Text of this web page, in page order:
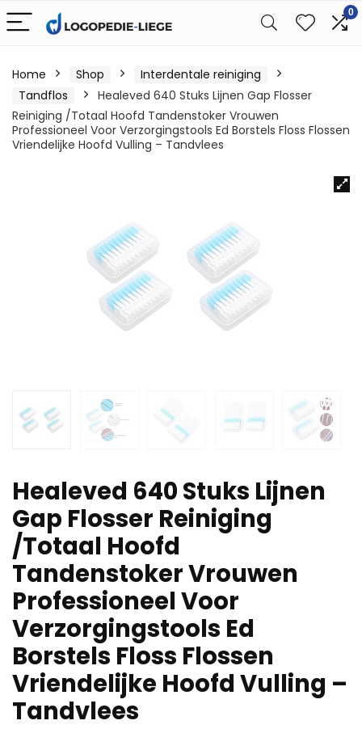
0
Home Shop
Interdentale reiniging
Tandflos
Healeved 640 Stuks Lijnen Gap Flosser
Reiniging /Totaal Hoofd Tandenstoker Vrouwen
Professioneel Voor Verzorgingstools Ed Borstels Floss Flossen
Vriendelijke Hoofd Vulling – Tandvlees
Healeved 640 Stuks Lijnen
Gap Flosser Reiniging
/Totaal Hoofd
Tandenstoker Vrouwen
Professioneel Voor
Verzorgingstools Ed
Borstels Floss Flossen
Vriendelijke Hoofd Vulling –
Tandvlees